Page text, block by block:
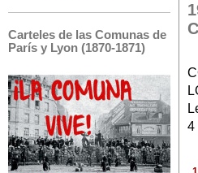
Carteles de las Comunas de
París y Lyon (1870-1871)
4